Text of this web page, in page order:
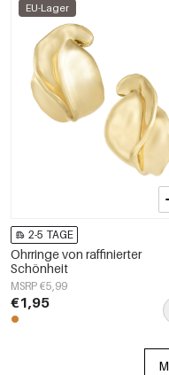
EU-Lager
2-5 TAGE
Ohrringe von raffinierter
Schönheit
MSRP €5,99
€1,95